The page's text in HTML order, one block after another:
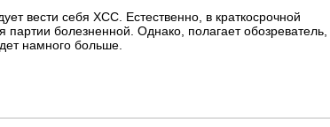
вести себя ХСС. Естественно, в краткосрочной
партии болезненной. Однако, полагает обозреватель,
намного больше.